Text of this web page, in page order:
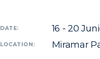
DATE: 16 - 20
LOCATION: Miramar